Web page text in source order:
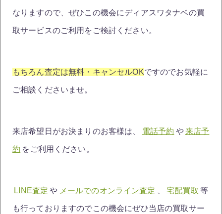
なりますので、ぜひこの機会にディアスワタナベの買
取サービスのご利用をご検討ください。
もちろん査定は無料・キャンセルOKですのでお気軽に
ご相談くださいませ。
来店希望日がお決まりのお客様は、 電話予約 や来店予
約 をご利用ください。
LINE査定 や メールでのオンライン査定 宅配買取 等
も行っておりますのでこの機会にぜひ当店の買取サー